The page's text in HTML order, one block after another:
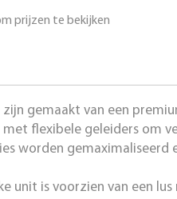
prijzen te bekijken
zijn gemaakt van een
flexibele geleiders om
worden gemaximaliseerd
unit is voorzien van een